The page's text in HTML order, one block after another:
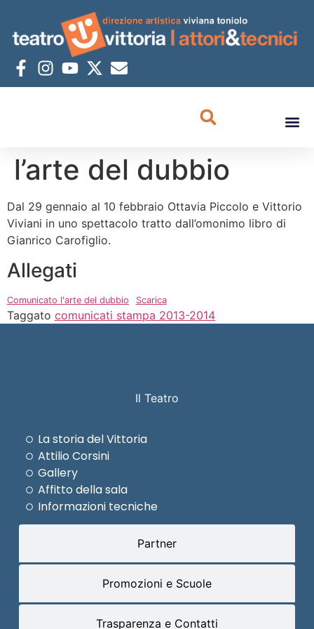
l’arte del dubbio
Dal 29 gennaio al 10 febbraio Ottavia Piccolo e Vittorio
Viviani in uno spettacolo tratto dall’omonimo libro di
Gianrico Carofiglio.
Allegati
Comunicato l'arte del dubbio Scarica
Taggato comunicati stampa 2013-2014
Il Teatro
Partner
Promozioni e Scuole
Trasparenza e Contatti
La storia del Vittoria
Attilio Corsini
Gallery
Affitto della sala
Informazioni tecniche